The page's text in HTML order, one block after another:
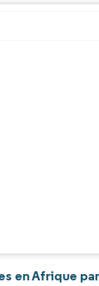
Image © Mordor
en Afrique